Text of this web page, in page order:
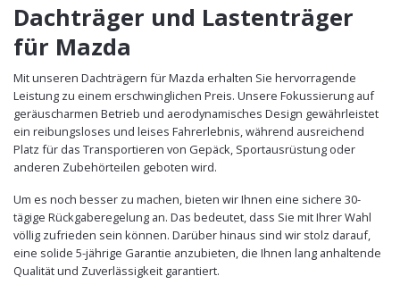
Dachträger und Lastenträger
für Mazda
Mit unseren Dachträgern für Mazda erhalten Sie hervorragende
Leistung zu einem erschwinglichen Preis. Unsere Fokussierung auf
geräuscharmen Betrieb und aerodynamisches Design gewährleistet
ein reibungsloses und leises Fahrerlebnis, während ausreichend
Platz für das Transportieren von Gepäck, Sportausrüstung oder
anderen Zubehörteilen geboten wird.
Um es noch besser zu machen, bieten wir Ihnen eine sichere 30-
tägige Rückgaberegelung an. Das bedeutet, dass Sie mit Ihrer Wahl
völlig zufrieden sein können. Darüber hinaus sind wir stolz darauf,
eine solide 5-jährige Garantie anzubieten, die Ihnen lang anhaltende
Qualität und Zuverlässigkeit garantiert.